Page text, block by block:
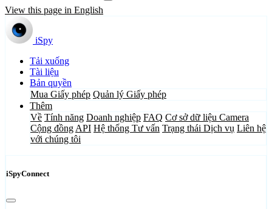
View this page in English
iSpy
Tải xuống
Tài liệu
Bản quyền
Mua Giấy phép Quản lý Giấy phép
Thêm
Về Tính năng Doanh nghiệp FAQ Cơ sở dữ liệu Camera
Cộng đồng API Hệ thống Tư vấn Trạng thái Dịch vụ Liên hệ
với chúng tôi
iSpyConnect